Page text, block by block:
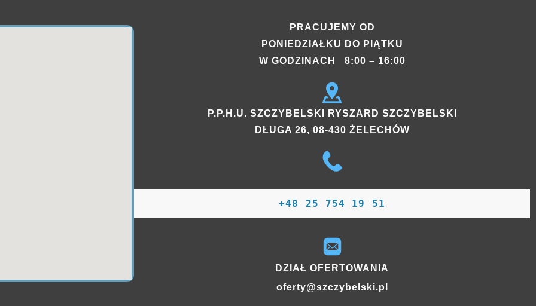
PRACUJEMY OD
PONIEDZIAŁKU DO PIĄTKU
W GODZINACH 8:00 – 16:00
P.P.H.U. SZCZYBELSKI RYSZARD SZCZYBELSKI
DŁUGA 26, 08-430 ŻELECHÓW
+48 25 754 19 51
DZIAŁ OFERTOWANIA
oferty@szczybelski.pl